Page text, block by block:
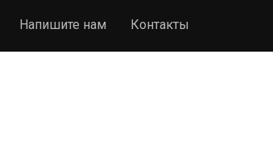
Напишите нам Контакты